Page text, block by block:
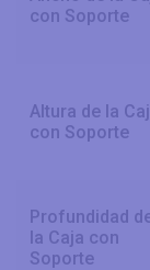
con Soporte
Altura de la
con Soporte
Profundidad
la Caja con
Soporte